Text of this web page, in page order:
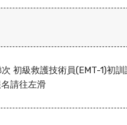
次 初級救護技術員(EMT-1)初
請往左滑